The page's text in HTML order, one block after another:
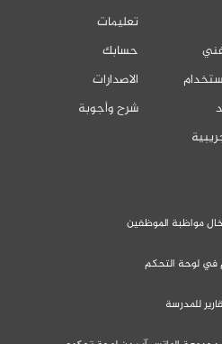
تعليمات
حسابك
الاصدارات
شرح وأجوبة
مواظبة الموظفين
في لوحة التحكم
للمدرسة